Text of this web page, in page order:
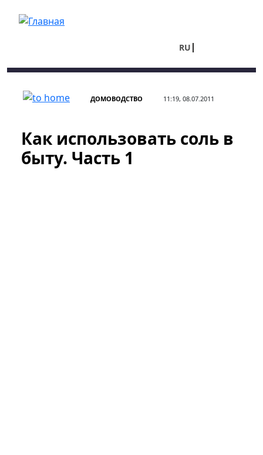
RU
ДОМОВОДСТВО 11:19, 08.07.2011
Как использовать соль в
быту. Часть 1